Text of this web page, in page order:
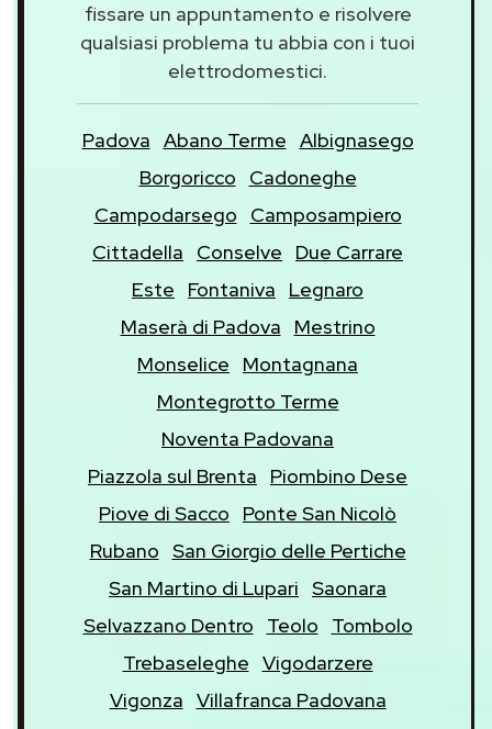
fissare un appuntamento e risolvere
qualsiasi problema tu abbia con i tuoi
elettrodomestici.
Padova Abano Terme Albignasego
Borgoricco
Cadoneghe
Campodarsego
Camposampiero
Cittadella
Conselve
Due Carrare
Este
Fontaniva
Legnaro
Maserà di Padova
Mestrino
Monselice
Montagnana
Montegrotto Terme
Noventa Padovana
Piazzola sul Brenta
Piombino Dese
Piove di Sacco
Ponte San Nicolò
Rubano San Giorgio delle Pertiche
San Martino di Lupari Saonara
Selvazzano Dentro
Teolo
Tombolo
Trebaseleghe Vigodarzere
Vigonza Villafranca Padovana